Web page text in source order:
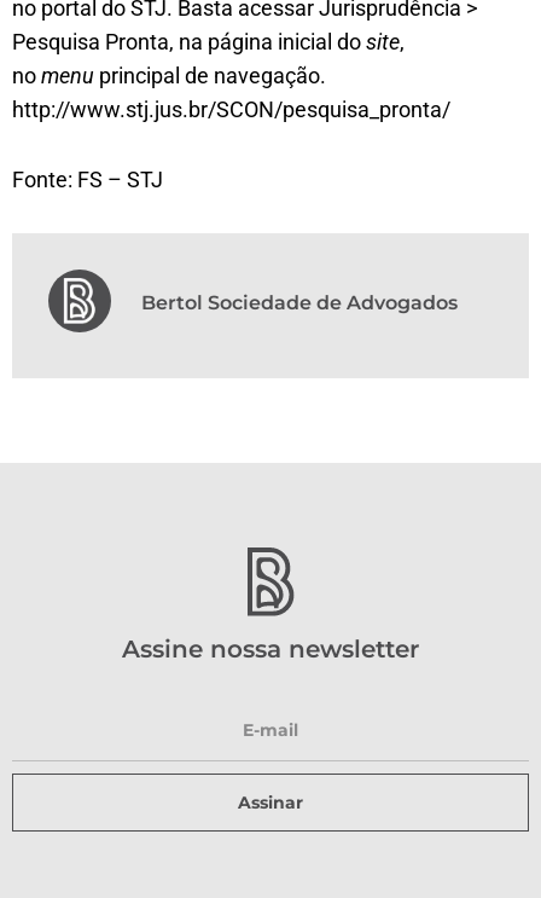
no portal do STJ. Basta acessar Jurisprudência >
Pesquisa Pronta, na página inicial dosite,
nomenu principal de navegação.
http://www.stj.jus.br/SCON/pesquisa_pronta/
Fonte: FS – STJ
Bertol Sociedade de Advogados
Assine nossa newsletter
Assinar